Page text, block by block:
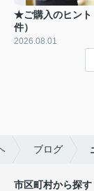
★ご購入のヒント
件）
2026.08.01
ブログ
市区町村から探す